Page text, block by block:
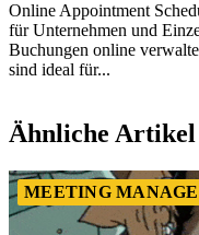
Online Appointment
für Unternehmen und
Buchungen online
sind ideal für...
1
of
Ähnliche Artikel
MEETING